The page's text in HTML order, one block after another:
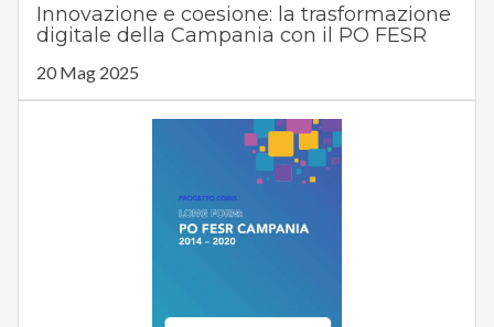
Innovazione e coesione: la trasformazione
digitale della Campania con il PO FESR
20 Mag 2025